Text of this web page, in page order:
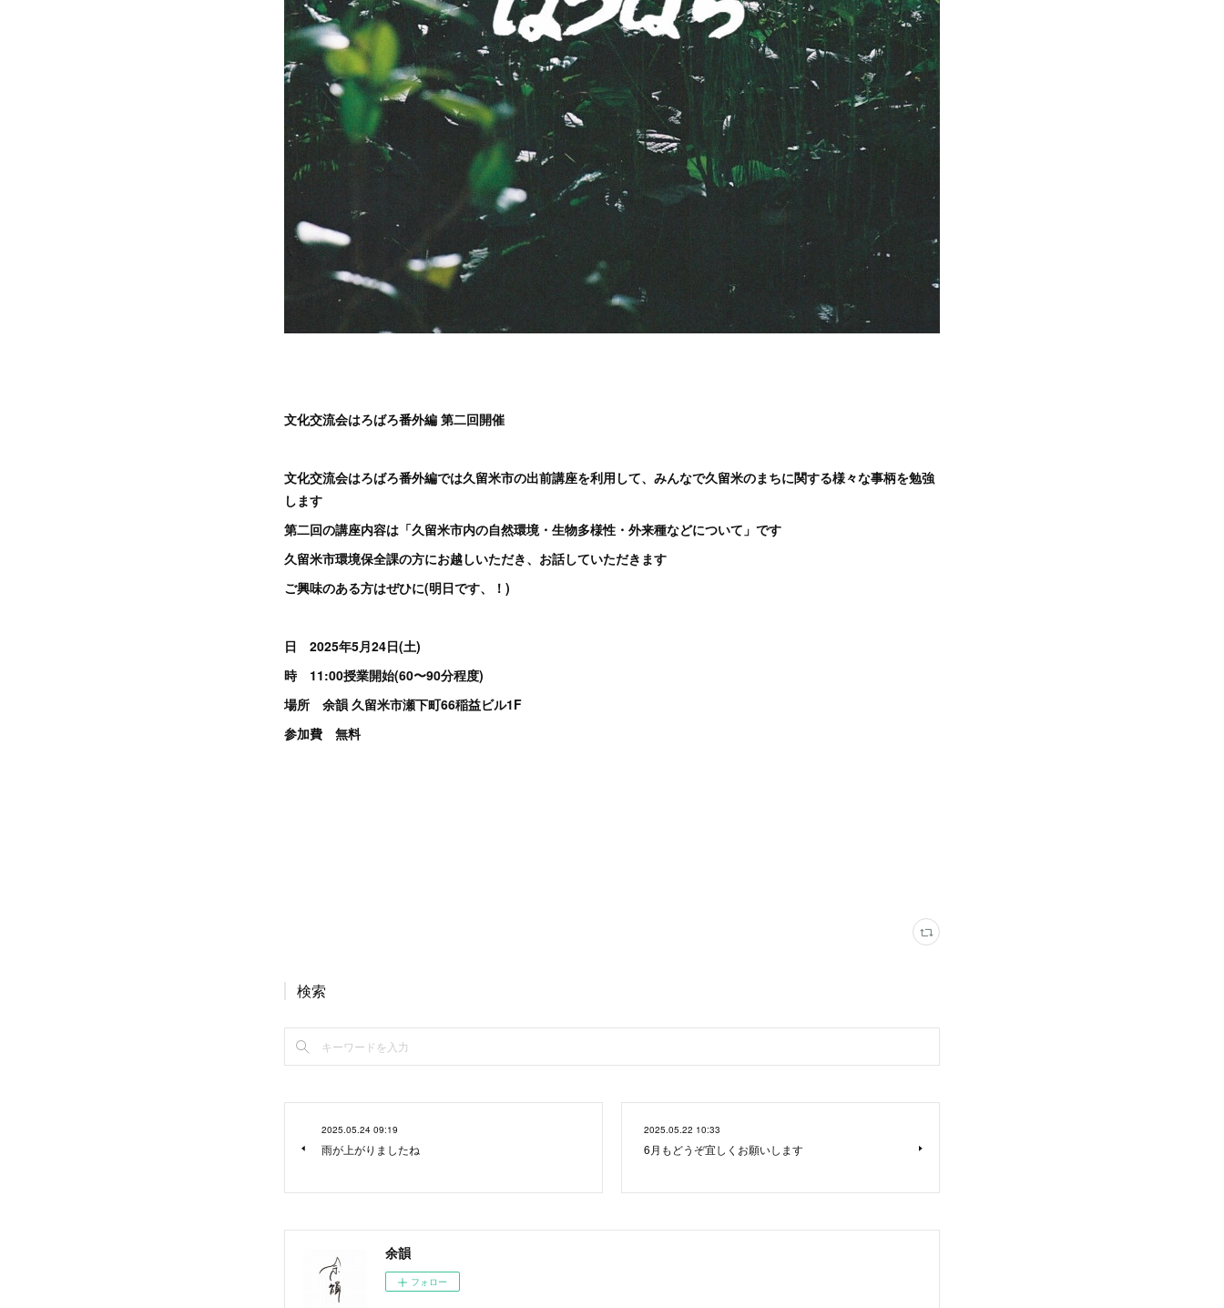
文化交流会はろばろ番外編 第二回開催
文化交流会はろばろ番外編では久留米市の出前講座を利用して、みんなで久留米のまちに関する様々な事柄を勉強
します
第二回の講座内容は「久留米市内の自然環境・生物多様性・外来種などについて」です
久留米市環境保全課の方にお越しいただき、お話していただきます
ご興味のある方はぜひに(明日です、！)
日 2025年5月24日(土)
時 11:00授業開始(60〜90分程度)
場所 余韻 久留米市瀬下町66稲益ビル1F
参加費 無料
検索
2025.05.24 09:19
雨が上がりましたね
2025.05.22 10:33
6月もどうぞ宜しくお願いします
余韻
フォロー